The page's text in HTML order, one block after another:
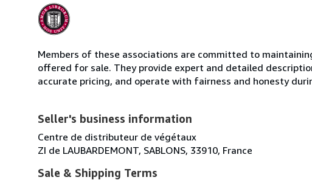
Members of these associations are committed to
offered for sale. They provide expert and detailed
accurate pricing, and operate with fairness and honesty
Seller's business information
Centre de distributeur de végétaux
ZI de LAUBARDEMONT, SABLONS, 33910, France
Sale & Shipping Terms